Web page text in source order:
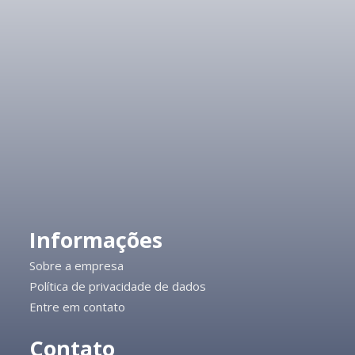
Informações
Sobre a empresa
Política de privacidade de dados
Entre em contato
Contato